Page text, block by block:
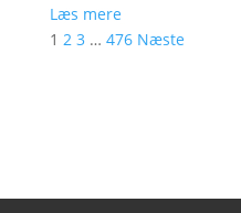
Læs mere
1 2 3 … 476 Næste